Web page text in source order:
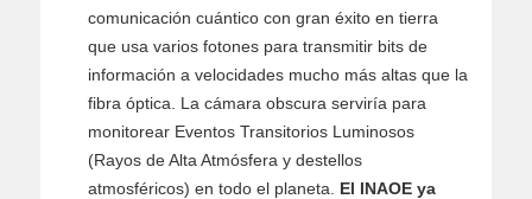
comunicación cuántico con gran éxito en tierra
que usa varios fotones para transmitir bits de
información a velocidades mucho más altas que la
fibra óptica. La cámara obscura serviría para
monitorear Eventos Transitorios Luminosos
(Rayos de Alta Atmósfera y destellos
atmosféricos) en todo el planeta. El INAOE ya